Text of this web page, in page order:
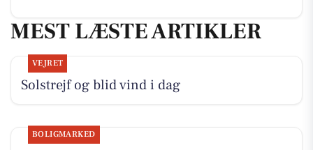
MEST LÆSTE ARTIKLER
VEJRET
Solstrejf og blid vind i dag
BOLIGMARKED